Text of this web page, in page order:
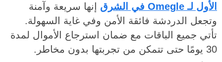
الأول لـ Omegle في الشرق
إنها سريعة وآمنة
وتجعل الدردشة فائقة الأمن وفي غاية السهولة.
تأتي جميع الباقات مع ضمان استرجاع الأموال لمدة
30 يومًا حتى تتمكن من تجربتها بدون مخاطر.